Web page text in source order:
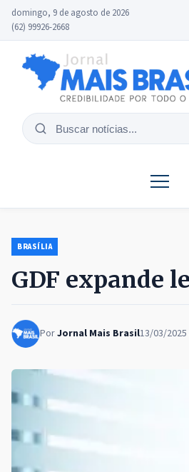
domingo, 9 de agosto de 2026
(62) 99926-2668
Buscar
BRASÍLIA
GDF expande
PorJornal Mais Brasil13/03/2025